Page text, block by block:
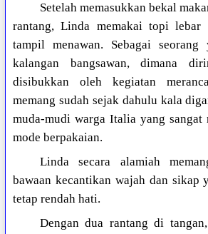
Setelah memasukkan bekal
rantang, Linda memakai topi lebar
tampil menawan. Sebagai
kalangan bangsawan, dimana
disibukkan oleh kegiatan
memang sudah sejak dahulu kala
muda-mudi warga Italia yang
mode berpakaian.
Linda secara alamiah
bawaan kecantikan wajah dan sikap
tetap rendah hati.
Dengan dua rantang di